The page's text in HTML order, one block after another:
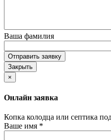
Ваша фамилия
Отправить заявку
Закрыть
×
Онлайн заявка
Копка колодца или септика
Ваше имя *